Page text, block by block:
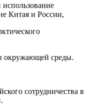
Китая и России,
окружающей среды.
сотрудничества в